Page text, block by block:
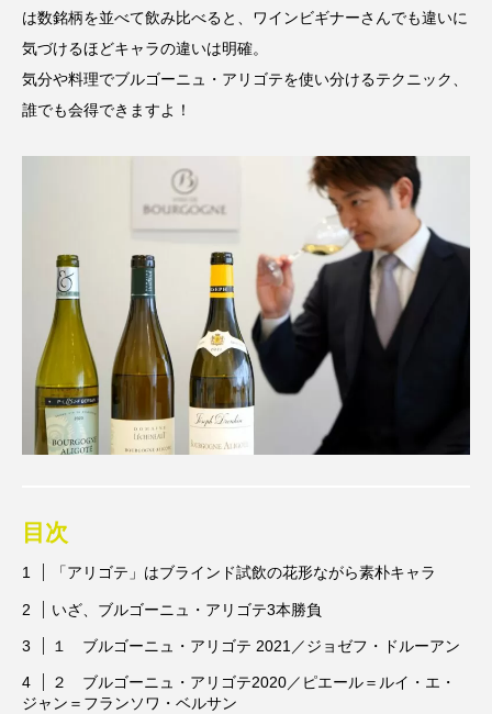
は数銘柄を並べて飲み比べると、ワインビギナーさんでも違いに
気づけるほどキャラの違いは明確。
気分や料理でブルゴーニュ・アリゴテを使い分けるテクニック、
誰でも会得できますよ！
目次
「アリゴテ」はブラインド試飲の花形ながら素朴キャラ
いざ、ブルゴーニュ・アリゴテ3本勝負
１ ブルゴーニュ・アリゴテ 2021／ジョゼフ・ドルーアン
２ ブルゴーニュ・アリゴテ2020／ピエール＝ルイ・エ・
ジャン＝フランソワ・ベルサン